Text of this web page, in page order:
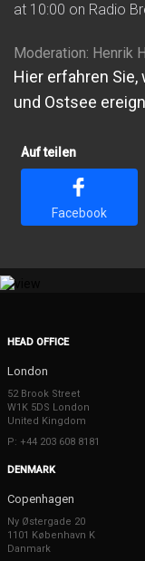
at 10:00 on Radio
Moderation: Henrik
Hier erfahren
und Ostsee
Auf teilen
Facebook
HEAD OFFICE
London
52 Brook Street
W1K 5DS London
United Kingdom
P: +44 203 608 8181
DENMARK
Copenhagen
Ny Østergade 20
1101 København K
Danmark